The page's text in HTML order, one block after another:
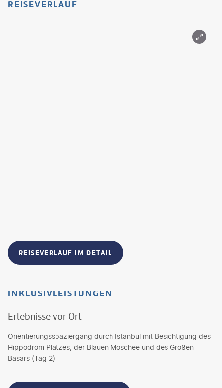
REISEVERLAUF
REISEVERLAUF IM DETAIL
INKLUSIVLEISTUNGEN
Erlebnisse vor Ort
Orientierungsspaziergang durch Istanbul mit Besichtigung des
Hippodrom Platzes, der Blauen Moschee und des Großen
Basars (Tag 2)